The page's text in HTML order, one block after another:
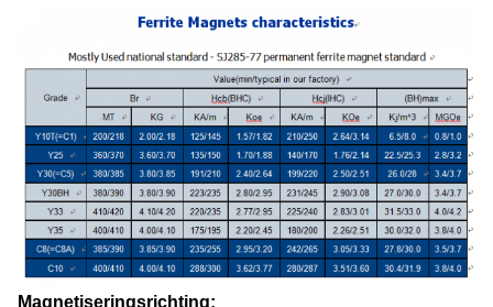
Magnetiseringsrichting: